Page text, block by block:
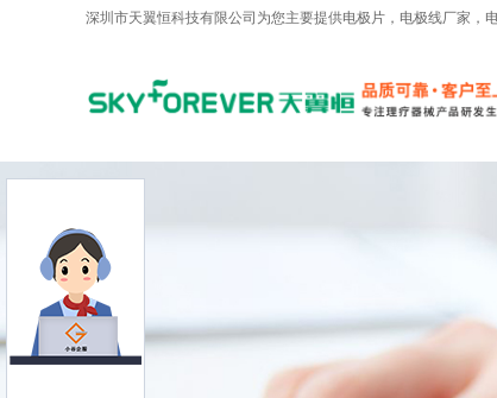
深圳市天翼恒科技有限公司为您主要提供电极片 ，电极线厂家，